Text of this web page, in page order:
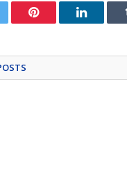
Pinterest LinkedIn